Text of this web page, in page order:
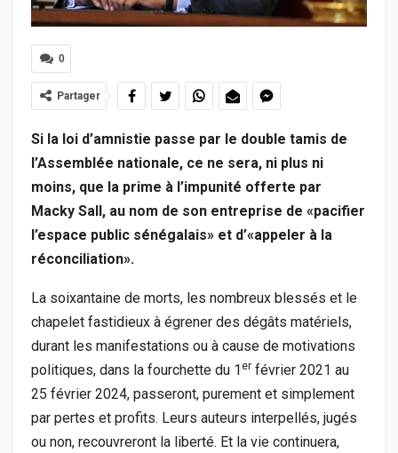
0
Partager
Si la loi d’amnistie passe par le double tamis de
l’Assemblée nationale, ce ne sera, ni plus ni
moins, que la prime à l’impunité offerte par
Macky Sall, au nom de son entreprise de «pacifier
l’espace public sénégalais» et d’«appeler à la
réconciliation».
La soixantaine de morts, les nombreux blessés et le
chapelet fastidieux à égrener des dégâts matériels,
durant les manifestations ou à cause de motivations
politiques, dans la fourchette du 1 er février 2021 au
25 février 2024, passeront, purement et simplement
par pertes et profits. Leurs auteurs interpellés, jugés
ou non, recouvreront la liberté. Et la vie continuera,